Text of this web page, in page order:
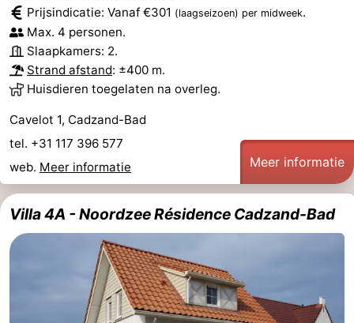
Prijsindicatie: Vanaf €301 (laagseizoen) per midweek.
Max. 4 personen.
Slaapkamers: 2.
Strand afstand: ±400 m.
Huisdieren toegelaten na overleg.
Cavelot 1, Cadzand-Bad
tel. +31 117 396 577
web. Meer informatie Meer informatie
Villa 4A - Noordzee Résidence Cadzand-Bad